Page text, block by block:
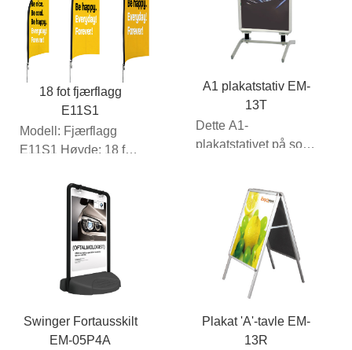
18 fot fjærflagg
E11S1
Modell: Fjærflagg
E11S1 Høyde: 18 fot
Rammemateriale:...
A1 plakatstativ EM-
13T
Dette A1-
plakatstativet på solid
Swinger Fortausskilt
EM-05P4A
Plakat 'A'-tavle EM-
13R